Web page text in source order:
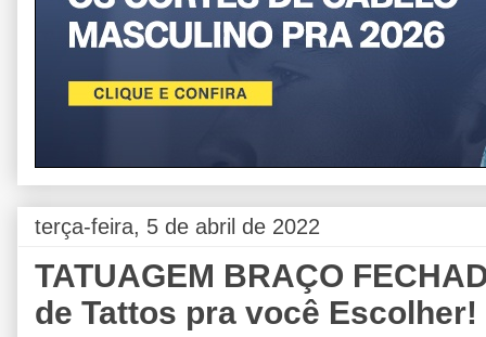
terça-feira, 5 de abril de 2022
TATUAGEM BRAÇO
de Tattos pra você Escolher!